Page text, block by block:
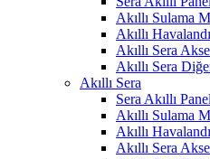
Akıllı Sulama
Akıllı
Akıllı Sera
Akıllı Sera
Akıllı Sera
Sera Akıllı
Akıllı Sulama
Akıllı
Akıllı Sera